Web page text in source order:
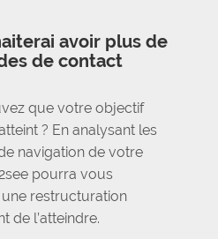
avoir plus de
de contact
que votre objectif
? En analysant les
navigation de votre
pourra vous
restructuration
de l’atteindre.